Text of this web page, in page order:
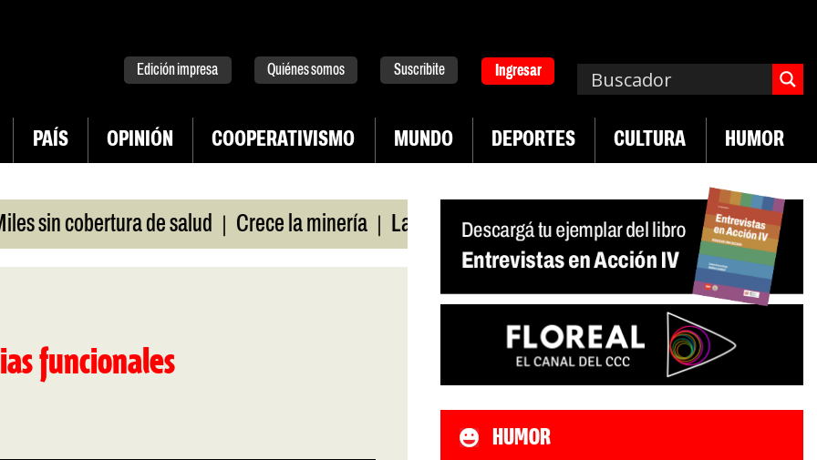
Edición impresa Quiénes somos Suscribite Ingresar
PAÍS OPINIÓN COOPERATIVISMO MUNDO DEPORTES CULTURA HUMOR
cobertura de salud | Crece la minería | La Pampa. Emergencia en salud mental | Los 43
funcionales
HUMOR